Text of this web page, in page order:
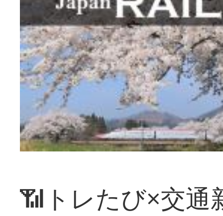
📶トレたび×交通